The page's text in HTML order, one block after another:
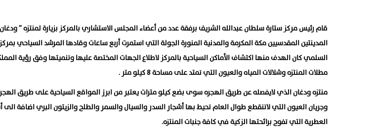
قام رئيس مركز ستارة سلطان عبدالله الشريف برفقة عدد من أعضاء المجلس الاستشاري بالمركز بزيارة لمنتزه ”
المدينتين المقدسيين مكة المكرمة والمدنية المنورة الجولة التي استمرت أربع ساعات وقادها المرشد السياحي
مطلات المنتزه وشلالات المياه والعيون التي تمتد على مساحة ٨ كيلو متر .
منتزه ودغان الذي لايفصله عن طريق الهجره سوى بضع كيلو مترات يعتبر من ابرز المواقع السياحية على طريق
وجريان العيون التي لاتنقطع طوال العام تحيط بها أشجار السدر والسيال والسمر والطلح والزيتون البري اضافة الى
العطرية التي تفوح برائحتها الزكية في كافة جنبات المنتزه.